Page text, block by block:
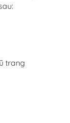
trang